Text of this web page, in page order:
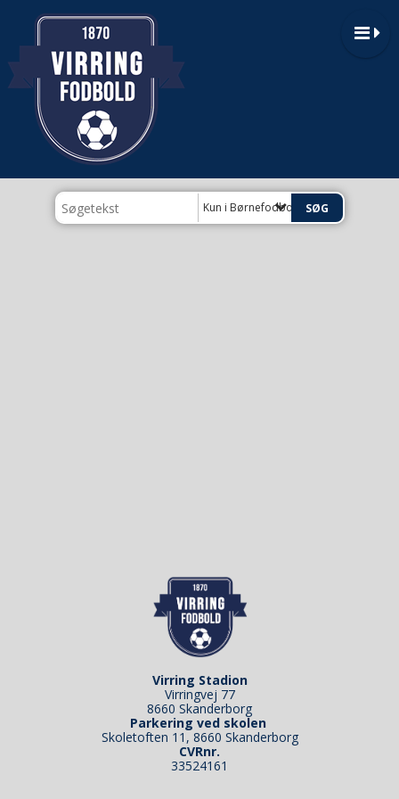
Kun i Børnefodbold
Virring Stadion
Virringvej 77
8660 Skanderborg
Parkering ved skolen
Skoletoften 11, 8660 Skanderborg
CVRnr.
33524161